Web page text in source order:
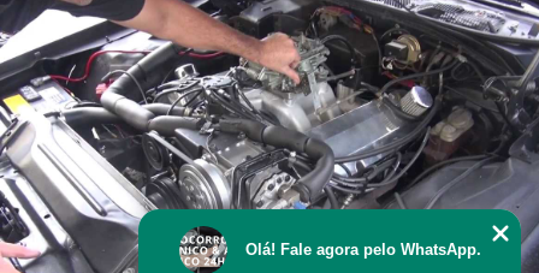
Olá! Fale agora pelo WhatsApp.